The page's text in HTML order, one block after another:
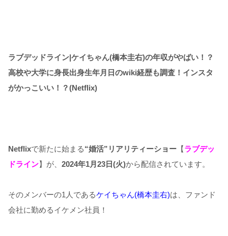
ラブデッドライン|ケイちゃん(橋本圭右)の年収がやばい！？
高校や大学に身長出身生年月日のwiki経歴も調査！インスタ
がかっこいい！？(Netflix)
Netflixで新たに始まる“婚活”リアリティーショー 【ラブデッ
ドライン】が、 2024年1月23日(火)から配信されています。
そのメンバーの1人であるケイちゃん(橋本圭右)は、ファンド
会社に勤めるイケメン社員！